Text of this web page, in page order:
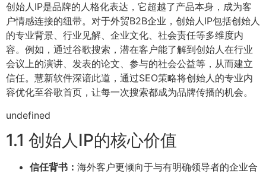
创始人IP是品牌的人格化表达，它超越了产品本身，成为客
户情感连接的纽带。对于外贸B2B企业，创始人IP包括创始人
的专业背景、行业见解、企业文化、社会责任等多维度内
容。例如，通过谷歌搜索，潜在客户能了解到创始人在行业
会议上的演讲、发表的论文、参与的社会公益等，从而建立
信任。慧新软件深谙此道，通过SEO策略将创始人的专业内
容优化至谷歌首页，让每一次搜索都成为品牌传播的机会。
undefined
1.1 创始人IP的核心价值
信任背书： 海外客户更倾向于与有明确领导者的企业合